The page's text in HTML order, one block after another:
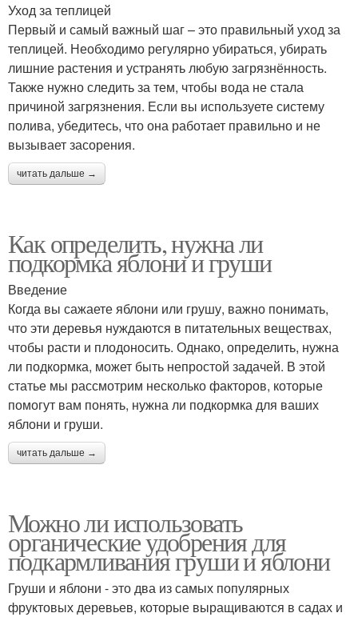
Уход за теплицей
Первый и самый важный шаг – это правильный уход за
теплицей. Необходимо регулярно убираться, убирать
лишние растения и устранять любую загрязнённость.
Также нужно следить за тем, чтобы вода не стала
причиной загрязнения. Если вы используете систему
полива, убедитесь, что она работает правильно и не
вызывает засорения.
читать дальше →
Как определить, нужна ли
подкормка яблони и груши
Введение
Когда вы сажаете яблони или грушу, важно понимать,
что эти деревья нуждаются в питательных веществах,
чтобы расти и плодоносить. Однако, определить, нужна
ли подкормка, может быть непростой задачей. В этой
статье мы рассмотрим несколько факторов, которые
помогут вам понять, нужна ли подкормка для ваших
яблони и груши.
читать дальше →
Можно ли использовать
органические удобрения для
подкармливания груши и яблони
Груши и яблони - это два из самых популярных
фруктовых деревьев, которые выращиваются в садах и